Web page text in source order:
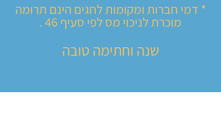
* דמי חברות ומקומות לחגים הינם תרומה
מוכרת לניכוי מס לפי סעיף 46 .
שנה וחתימה טובה